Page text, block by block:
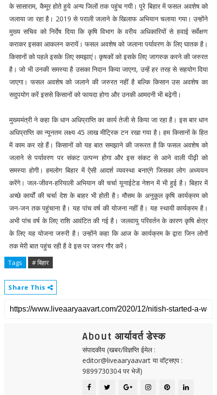
के सासाराम, कैमूर होते हुये अन्य जिलों तक पहुंच गयी। पूरे बिहार में फसल अवशेष को
जलाया जा रहा है। 2019 से पराली जलाने के खिलाफ अभियान चलाया गया। उन्होंने
मुख्य सचिव को निर्देष दिया कि कृषि विभाग के वरीय अधिकारियों से हवाई सर्वेक्षण
कराकर इसका आकलन करायें। फसल अवशेष को जलाना पर्यावरण के लिए घातक है।
किसानों को पहले इसके लिए समझाएं। कृषकों को इसके लिए जागरुक करने की जरुरत
है। जो भी उनकी समस्या है उसका निदान किया जाएगा, उन्हें हर तरह से सहयोग दिया
जाएगा। फसल अवशेष को जलाने की जरुरत नहीं है बल्कि किसान उस अवशेष का
सदुपयोग करें इससे किसानों को फायदा होगा और उनकी आमदनी भी बढ़ेगी।
मुख्यमंत्री ने कहा कि धान अधिप्राप्ति का कार्य तेजी से किया जा रहा है। इस बार धान
अधिप्राप्ति का न्यूनतम लक्ष्य 45 लाख मीट्रिक टन रखा गया है। हम किसानों के हित
में काम कर रहे हैं। किसानों को यह बात समझाने की जरूरत है कि फसल अवशेष को
जलाने से पर्यावरण पर संकट उत्पन्न होगा और इस संकट से आने वाली पीढ़ी को
समस्या होगी। हमलोग बिहार में ऐसी आदर्श व्यवस्था बनाएंगे जिसका लोग अध्ययन
करेंगे। जल-जीवन-हरियाली अभियान की चर्चा यूनाईटेड नेशन में भी हुई है। बिहार में
अच्छे कार्यों की चर्चा देश के बाहर भी होती है। मौसम के अनुकूल कृषि कार्यक्रम को
जन-जन तक पहुंचाना है। यह पांच वर्ष की योजना नहीं है। यह स्थायी कार्यक्रम है।
अभी पांच वर्ष के लिए राशि आवंटित की गई है। जलवायु परिवर्तन के कारण कृषि क्षेत्र
के लिए यह योजना जरुरी है। उन्होंने कहा कि आज के कार्यक्रम के द्वारा जिन लोगों
तक मेरी बात पहुंच रही है वे इस पर जरुर गौर करें।
Tags # बिहार
Share This
About आर्यावर्त डेस्क
संपादकीय (खबर/विज्ञप्ति ईमेल :
editor@liveaaryaavart या वॉट्सएप :
9899730304 पर भेजें)